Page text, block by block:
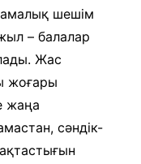
шешім
– балалар
Жас
жоғары
жаңа
сәндік-